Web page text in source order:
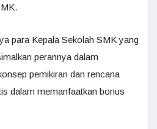
para Kepala Sekolah SMK yang
perannya dalam
pemikiran dan rencana
dalam memanfaatkan bonus